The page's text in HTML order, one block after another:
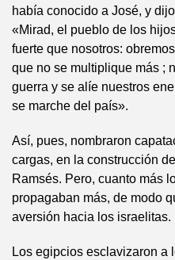
había conocido a José, y
«Mirad, el pueblo de los
fuerte que nosotros:
que no se multiplique más ;
guerra y se alíe nuestros
se marche del país».
Así, pues, nombraron
cargas, en la construcción
Ramsés. Pero, cuanto más
propagaban más, de modo
aversión hacia los israelitas.
Los egipcios esclavizaron a